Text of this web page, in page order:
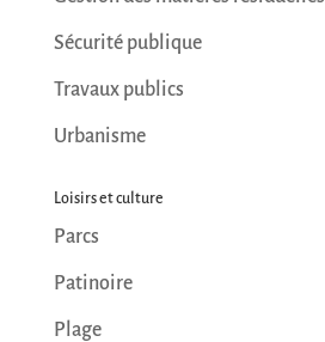
Sécurité publique
Travaux publics
Urbanisme
Loisirs et culture
Parcs
Patinoire
Plage